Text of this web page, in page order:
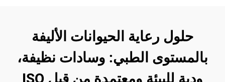
حلول رعاية الحيوانات الأليفة
بالمستوى الطبي: وسادات نظيفة،